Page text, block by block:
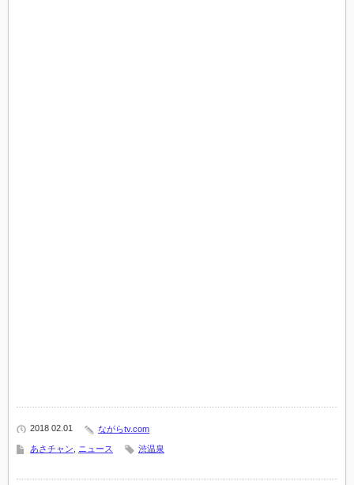
2018 02.01 ながらtv.com
あさチャン ニュース 渋温泉